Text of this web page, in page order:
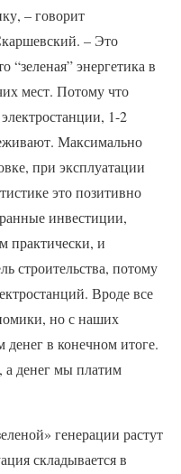
– говорит
– Это
“зеленая” энергетика в
мест. Потому что
1-2
Максимально
при эксплуатации
это позитивно
инвестиции,
практически, и
строительства, потому
Вроде все
но с наших
в конечном итоге.
а денег мы платим
генерации растут
складывается в